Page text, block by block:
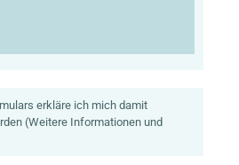
erkläre ich mich damit
(Weitere Informationen und